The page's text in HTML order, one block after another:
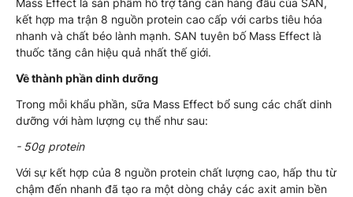
kết hợp ma trận 8 nguồn protein cao cấp với carbs tiêu hóa
nhanh và chất béo lành mạnh. SAN tuyên bố Mass Effect là
thuốc tăng cân hiệu quả nhất thế giới.
Về thành phần dinh dưỡng
Trong mỗi khẩu phần, sữa Mass Effect bổ sung các chất dinh
dưỡng với hàm lượng cụ thể như sau:
- 50g protein
Với sự kết hợp của 8 nguồn protein chất lượng cao, hấp thu từ
chậm đến nhanh đã tạo ra một dòng chảy các axit amin bền